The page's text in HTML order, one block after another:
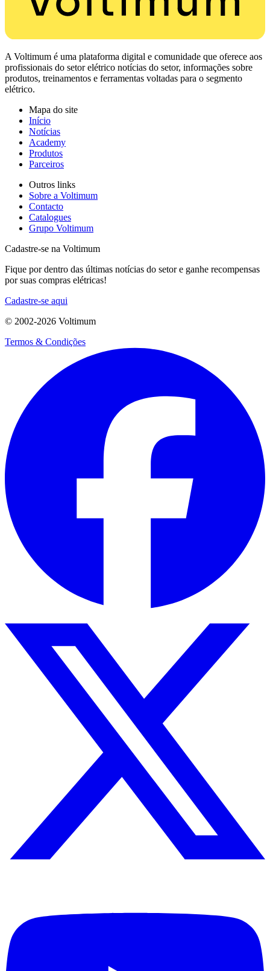
A Voltimum é uma plataforma digital e comunidade que oferece aos
profissionais do setor elétrico notícias do setor, informações sobre
produtos, treinamentos e ferramentas voltadas para o segmento
elétrico.
Mapa do site
Início
Notícias
Academy
Produtos
Parceiros
Outros links
Sobre a Voltimum
Contacto
Catalogues
Grupo Voltimum
Cadastre-se na Voltimum
Fique por dentro das últimas notícias do setor e ganhe recompensas
por suas compras elétricas!
Cadastre-se aqui
© 2002-2026 Voltimum
Termos & Condições